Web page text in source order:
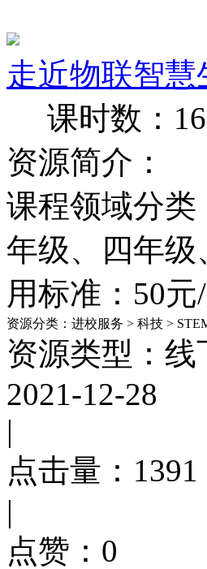
走近物联智慧
课时数：16
资源简介：
课程领域分
年级、四年
用标准：50元
资源分类： 进校服务 > 科技 >
资源类型：线
2021-12-28
|
点击量： 1391
|
点赞： 0